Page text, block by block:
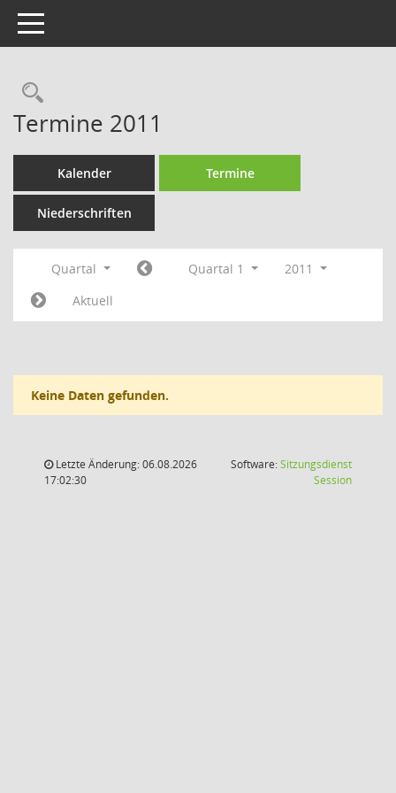
Toggle navigation
Rechercheauswahl
Termine 2011
Kalender Termine
Niederschriften
Quartal Quartal 1
2011
Aktuell
Keine Daten gefunden.
Letzte Änderung: 06.08.2026
17:02:30
Software:Sitzungsdienst
Session(Wird in